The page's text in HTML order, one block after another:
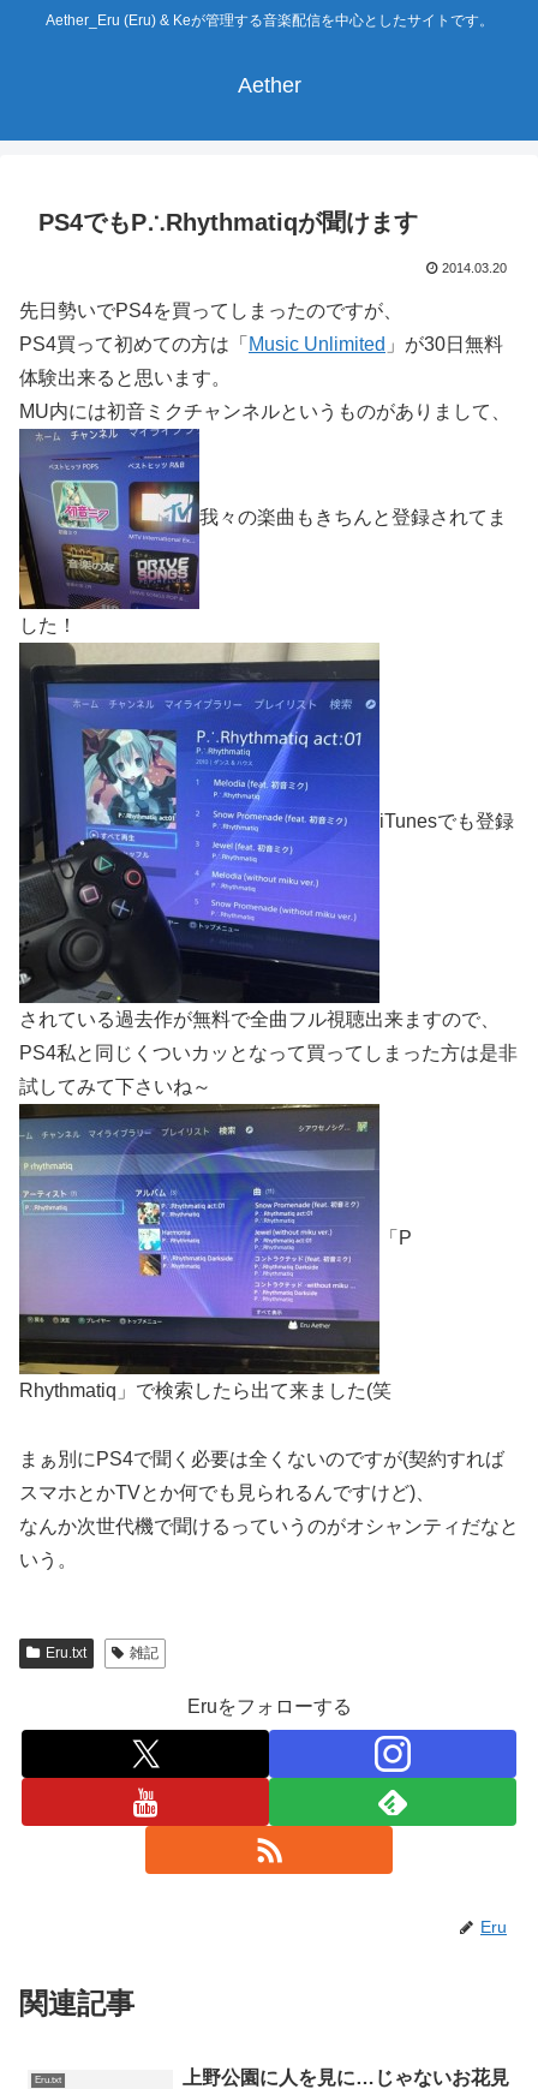
Aether_Eru (Eru) & Keが管理する音楽配信を中心としたサイトです。
Aether
PS4でもP∴Rhythmatiqが聞けます
2014.03.20
先日勢いでPS4を買ってしまったのですが、
PS4買って初めての方は「 Music Unlimited 」が30日無料
体験出来ると思います。
MU内には初音ミクチャンネルというものがありまして、
我々の楽曲もきちんと登録されてま
した！
iTunesでも登録
されている過去作が無料で全曲フル視聴出来ますので、
PS4私と同じくついカッとなって買ってしまった方は是非
試してみて下さいね～
「P
Rhythmatiq」で検索したら出て来ました(笑
まぁ別にPS4で聞く必要は全くないのですが(契約すれば
スマホとかTVとか何でも見られるんですけど)、
なんか次世代機で聞けるっていうのがオシャンティだなと
いう。
Eru.txt 雑記
Eruをフォローする
Eru
関連記事
Eru.txt
上野公園に人を見に…じゃないお花見